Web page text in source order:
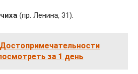
(пр. Ленина, 31).
Достопримечательности
за 1 день